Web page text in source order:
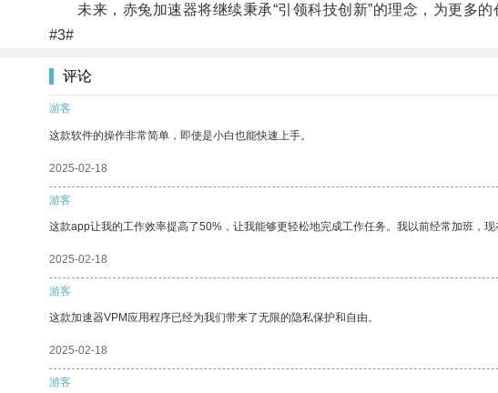
未来，赤兔加速器将继续秉承“引领科技创新”的理念，为更多的
#3#
评论
游客
这款软件的操作非常简单，即使是小白也能快速上手。
2025-02-18
游客
这款app让我的工作效率提高了50%，让我能够更轻松地完成工作任务。我以前经常加班，
2025-02-18
游客
这款加速器VPM应用程序已经为我们带来了无限的隐私保护和自由。
2025-02-18
游客